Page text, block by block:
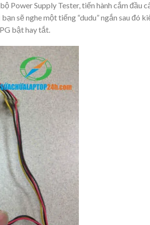
Power Supply Tester, tiến hành cắm đầu
sẽ nghe một tiếng “dudu” ngắn sau đó
bật hay tắt.